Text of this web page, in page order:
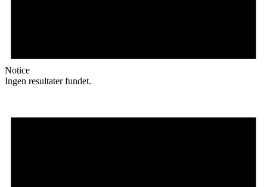
Notice
Ingen resultater fundet.